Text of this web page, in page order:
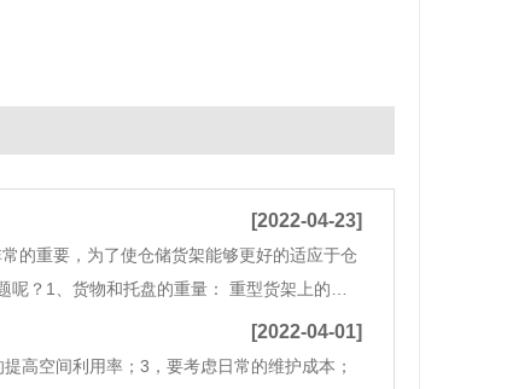
[2022-04-23]
的重要，为了使仓储货架能够更好的适应于仓
？1、货物和托盘的重量： 重型货架上的货
需要承载多少的重量。 2、计划一层放几托：
[2022-04-01]
高空间利用率；3，要考虑日常的维护成本；